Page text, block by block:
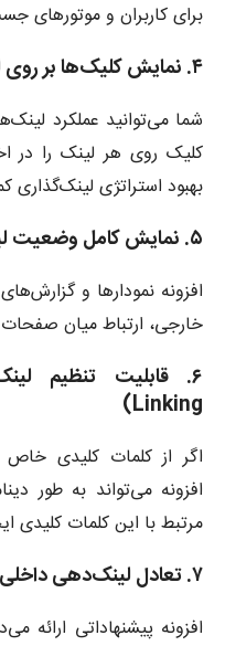
برای کاربران و موتورهای
۴. نمایش کلیک‌ها بر روی لینک‌ها
شما می‌توانید عملکرد
کلیک روی هر لینک را در
بهبود استراتژی
۵. نمایش کامل وضعیت لینک‌دهی داخلی
افزونه نمودارها و
خارجی، ارتباط میان
Linking)
اگر از کلمات کلیدی خاص
افزونه می‌تواند به طور
مرتبط با این کلمات کلیدی
۷. تعادل لینک‌دهی داخلی و خارجی
افزونه پیشنهاداتی ارائه